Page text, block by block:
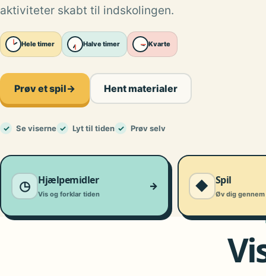
aktiviteter skabt til indskolingen.
Hele timer Halve timer Kvarte
Prøv et spil→ Hent materialer
✓ Se viserne ✓ Lyt til tiden ✓ Prøv selv
◷ Hjælpemidler
Vis og forklar tiden
→ ◆ Spil
Øv dig gennem